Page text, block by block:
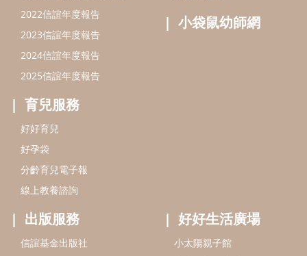
2022信誼年度報告
2023信誼年度報告
2024信誼年度報告
2025信誼年度報告
育兒服務
好好育兒
好孕袋
分齡育兒電子報
線上教養諮詢
小袋鼠幼師網
出版服務
信誼基金出版社
好好生活廣場
小太陽親子館